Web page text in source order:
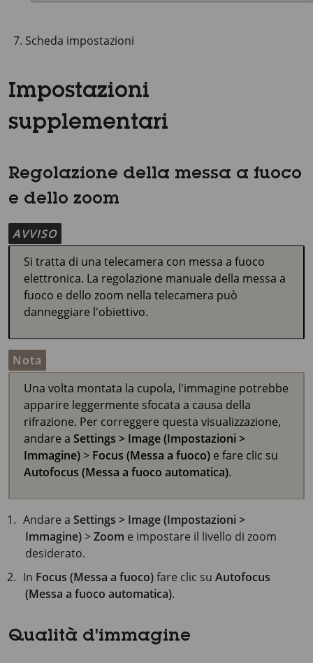
Scheda impostazioni
Impostazioni
supplementari
Regolazione della messa a fuoco
e dello zoom
AVVISO
Si tratta di una telecamera con messa a fuoco
elettronica. La regolazione manuale della messa a
fuoco e dello zoom nella telecamera può
danneggiare l'obiettivo.
Nota
Una volta montata la cupola, l'immagine potrebbe
apparire leggermente sfocata a causa della
rifrazione. Per correggere questa visualizzazione,
andare a Settings > Image (Impostazioni >
Immagine)> Focus (Messa a fuoco) e fare clic su
Autofocus (Messa a fuoco automatica).
Andare aSettings > Image (Impostazioni >
Immagine)>Zoom e impostare il livello di zoom
desiderato.
In Focus (Messa a fuoco)fare clic suAutofocus
(Messa a fuoco automatica).
Qualità d'immagine